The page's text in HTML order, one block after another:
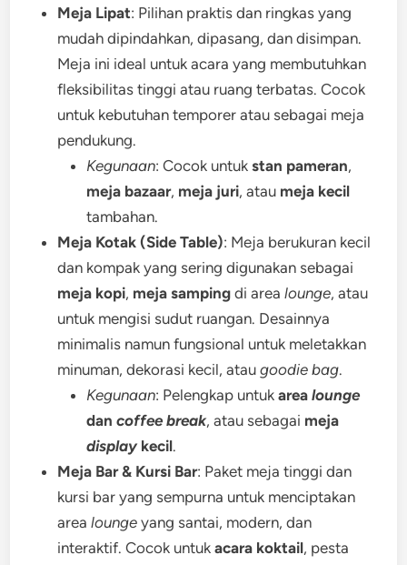
Meja Lipat: Pilihan praktis dan ringkas yang
mudah dipindahkan, dipasang, dan disimpan.
Meja ini ideal untuk acara yang membutuhkan
fleksibilitas tinggi atau ruang terbatas. Cocok
untuk kebutuhan temporer atau sebagai meja
pendukung.
Kegunaan: Cocok untukstan pameran,
meja bazaar, meja juri, atau meja kecil
tambahan.
Meja Kotak (Side Table): Meja berukuran kecil
dan kompak yang sering digunakan sebagai
meja kopi, meja samping di arealounge, atau
untuk mengisi sudut ruangan. Desainnya
minimalis namun fungsional untuk meletakkan
minuman, dekorasi kecil, ataugoodie bag.
Kegunaan: Pelengkap untukarealounge
dancoffee break, atau sebagai meja
displaykecil.
Meja Bar & Kursi Bar: Paket meja tinggi dan
kursi bar yang sempurna untuk menciptakan
arealounge yang santai, modern, dan
interaktif. Cocok untukacara koktail, pesta